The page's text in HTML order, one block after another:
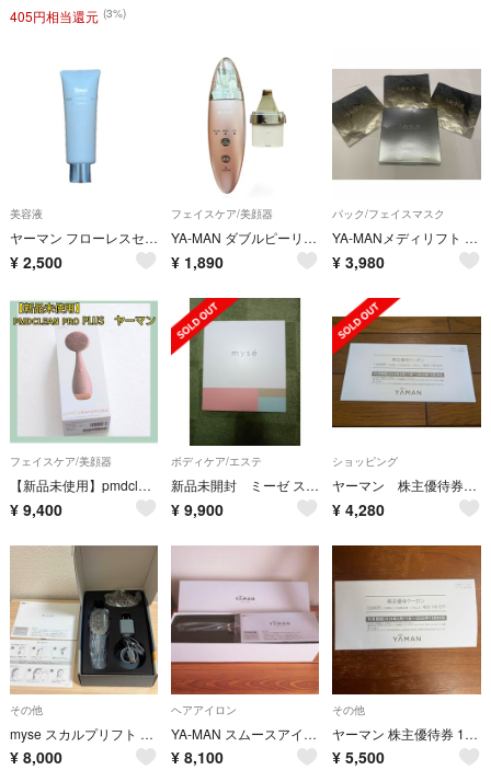
405円相当還元 (3%)
美容液
ヤーマン フローレスセラム ハイドレイティング CS21004 YA-MAN Flawless Serum Hydrating
¥ 2,500
フェイスケア/美顔器
YA-MAN ダブルピーリングプロ 美顔器 IB-36-P2
¥ 1,890
パック/フェイスマスク
YA-MANメディリフト 3Dマイクロフィラーアイ
¥ 3,980
フェイスケア/美顔器
【新品未使用】pmdclean pro PLUS ヤーマン 〜独自の音波振動テクノロジーで洗浄、角質ケア、マッサージをこの１台に〜
¥ 9,400
ボディケア/エステ
新品未開封 ミーゼ スパトレーナー ヤーマン MS-60N
¥ 9,900
ショッピング
ヤーマン 株主優待券 13000円
¥ 4,280
その他
myse スカルプリフト アクティブ MS-82G
¥ 8,000
ヘアアイロン
YA-MAN スムースアイロンフォトイオン プラス ネイビー YJHBOL
¥ 8,100
その他
ヤーマン 株主優待券 13000円分 1枚 クーポン 割引券 YA-MAN
¥ 5,500